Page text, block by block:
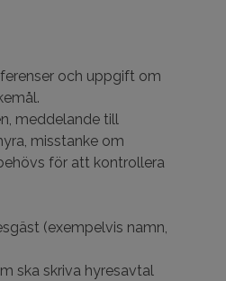
och uppgift om
meddelande till
misstanke om
för att kontrollera
(exempelvis namn,
ska skriva hyresavtal